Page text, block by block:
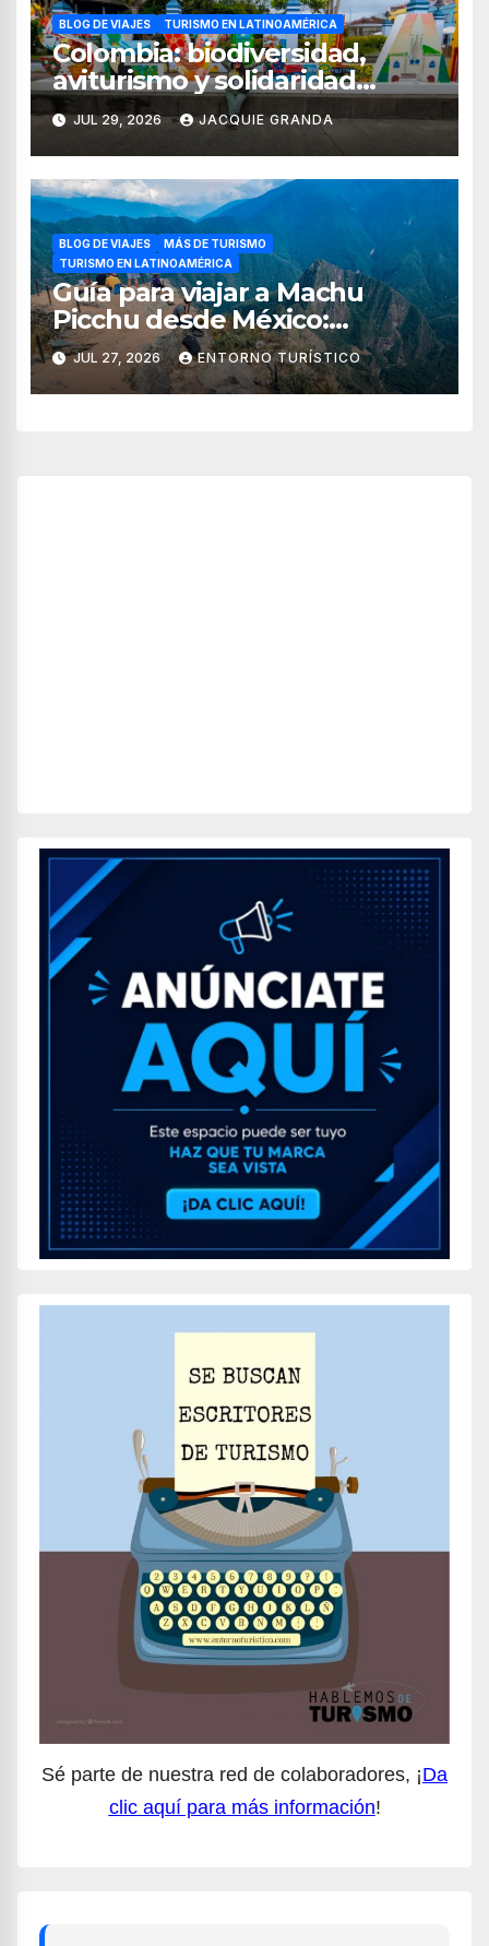
BLOG DE VIAJES TURISMO EN LATINOAMÉRICA
Colombia: biodiversidad,
aviturismo y solidaridad
digital en el Quindío y Valle
del Cauca
JUL 29, 2026 JACQUIE GRANDA
BLOG DE VIAJES
MÁS DE TURISMO
TURISMO EN LATINOAMÉRICA
Guía para viajar a Machu
Picchu desde México:
tiempos, rutas, itinerario y
consejos esenciales
JUL 27, 2026 ENTORNO TURÍSTICO
Sé parte de nuestra red de colaboradores, ¡Da
clic aquí para más información!